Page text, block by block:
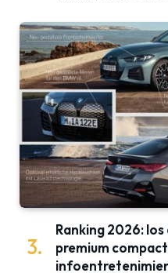
Ranking 2026:
premium